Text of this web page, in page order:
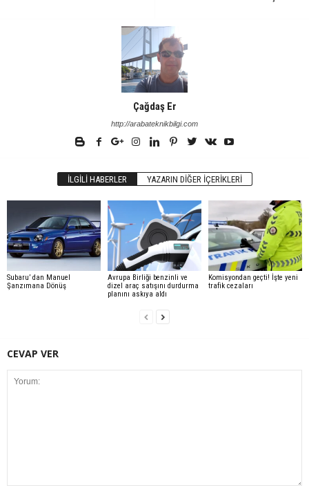
Çağdaş Er
http://arabateknikbilgi.com
İLGILI HABERLER YAZARIN DIĞER İÇERIKLERI
Subaru’ dan Manuel
Şanzımana Dönüş
Avrupa Birliği benzinli ve
dizel araç satışını durdurma
planını askıya aldı
Komisyondan geçti! İşte yeni
trafik cezaları
CEVAP VER